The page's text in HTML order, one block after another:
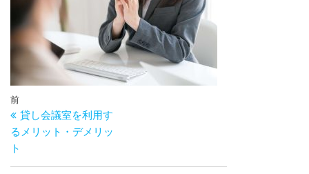
投
稿
ナ
ビ
ゲ
過
去
の
投
稿
前
貸し会議室を利用す
るメリット・デメリッ
ト